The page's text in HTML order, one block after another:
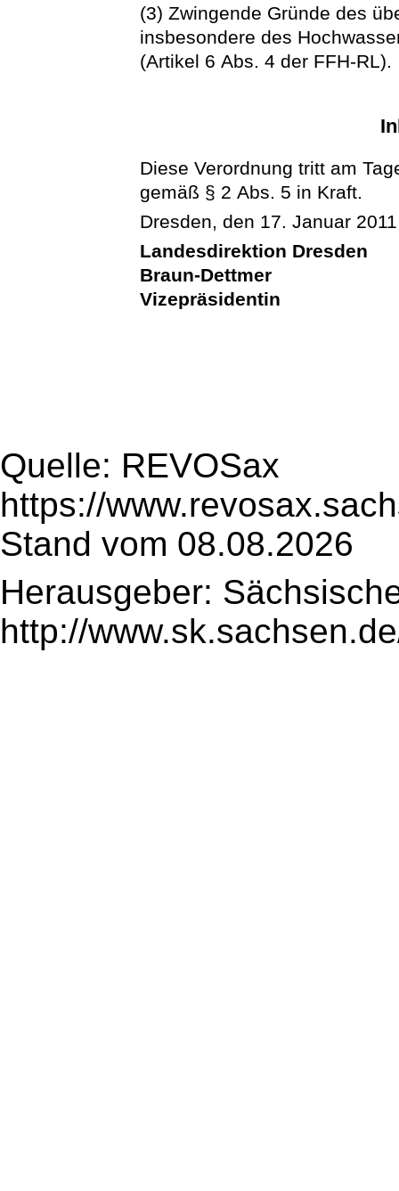
(3) Zwingende Gründe des
insbesondere des
(Artikel 6 Abs. 4 der FFH-RL).
Diese Verordnung tritt am
gemäß § 2 Abs. 5 in Kraft.
Dresden, den 17. Januar 2011
Landesdirektion Dresden
Braun-Dettmer
Vizepräsidentin
Quelle: REVOSax
https://
Stand vom 08.08.2026
Herausgeber:
http://